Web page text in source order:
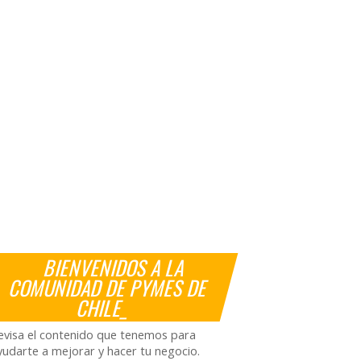
BIENVENIDOS A LA
COMUNIDAD DE PYMES DE
CHILE_
el contenido que tenemos para
a mejorar y hacer tu negocio.